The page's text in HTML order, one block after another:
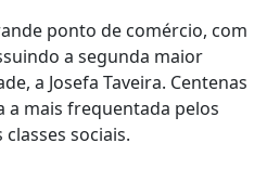
ponto de comércio, com
a segunda maior
a Josefa Taveira. Centenas
a mais frequentada pelos
sociais.